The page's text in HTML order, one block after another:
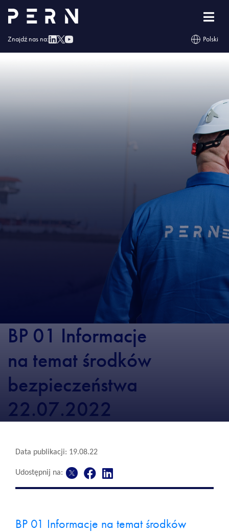
Znajdź nas na: Polski
Strona główna »Baza Paliw nr 1 w Koluszkach
BP 01 Informacje na temat
BP 01 Informacje
na temat środków
bezpieczeństwa
22.07.2022
Data publikacji: 19.08.22
Udostępnij na:
BP 01 Informacje na temat środków